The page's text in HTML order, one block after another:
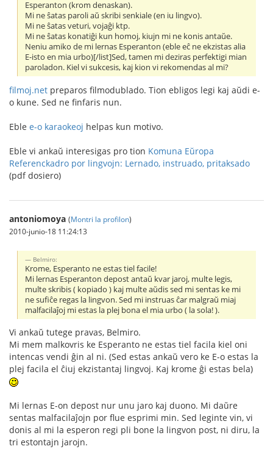
Esperanton (krom denaskan).
Mi ne ŝatas paroli aŭ skribi senkiale (en iu lingvo).
Mi ne ŝatas veturi, vojaĝi ktp.
Mi ne ŝatas konatiĝi kun homoj, kiujn mi ne konis antaŭe.
Neniu amiko de mi lernas Esperanton (eble eĉ ne ekzistas alia
E-isto en mia urbo)[/list]Sed, tamen mi deziras perfektigi mian
paroladon. Kiel vi sukcesis, kaj kion vi rekomendas al mi?
filmoj.net preparos filmodublado. Tion ebligos legi kaj aŭdi e-
o kune. Sed ne finfaris nun.
Eble e-o karaokeoj helpas kun motivo.
Eble vi ankaŭ interesigas pro tion Komuna Eŭropa
Referenckadro por lingvojn: Lernado, instruado, pritaksado
(pdf dosiero)
antoniomoya (Montri la profilon)
2010-junio-18 11:24:13
Belmiro:
Krome, Esperanto ne estas tiel facile!
Mi lernas Esperanton depost antaŭ kvar jaroj, multe legis,
multe skribis ( kopiado ) kaj multe aŭdis sed mi sentas ke mi
ne sufiĉe regas la lingvon. Sed mi instruas ĉar malgraŭ miaj
malfacilaĵoj mi estas la plej bona el mia urbo ( la sola! ).
Vi ankaŭ tutege pravas, Belmiro.
Mi mem malkovris ke Esperanto ne estas tiel facila kiel oni
intencas vendi ĝin al ni. (Sed estas ankaŭ vero ke E-o estas la
plej facila el ĉiuj ekzistantaj lingvoj. Kaj krome ĝi estas bela)
Mi lernas E-on depost nur unu jaro kaj duono. Mi daŭre
sentas malfacilaĵojn por flue esprimi min. Sed leginte vin, vi
donis al mi la esperon regi pli bone la lingvon post, ni diru, la
tri estontajn jarojn.